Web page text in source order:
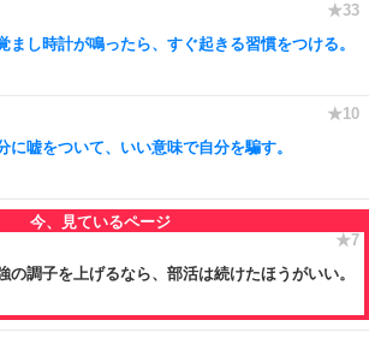
まし時計が鳴ったら、すぐ起きる習慣をつける。
に嘘をついて、いい意味で自分を騙す。
の調子を上げるなら、部活は続けたほうがいい。